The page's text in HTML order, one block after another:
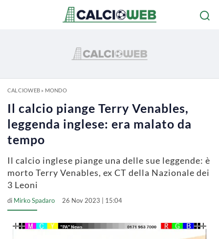
CALCIOWEB» MONDO
Il calcio piange Terry Venables,
leggenda inglese: era malato da
tempo
Il calcio inglese piange una delle sue leggende: è
morto Terry Venables, ex CT della Nazionale dei
3 Leoni
di Mirko Spadaro 26 Nov 2023 | 15:04